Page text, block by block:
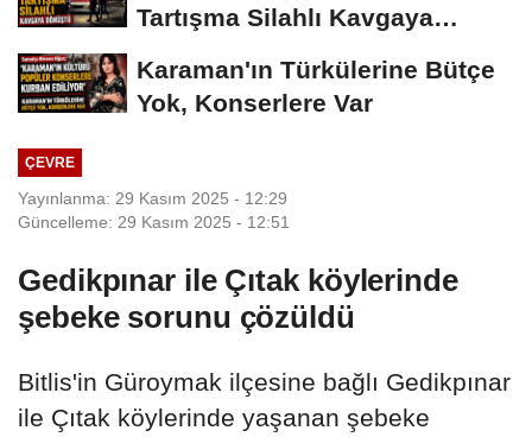
Tartışma Silahlı Kavgaya
Karaman'ın Türkülerine Bütçe
Yok, Konserlere Var
ÇEVRE
Yayınlanma: 29 Kasım 2025 - 12:29
Güncelleme: 29 Kasım 2025 - 12:51
Gedikpınar ile Çıtak köylerinde
şebeke sorunu çözüldü
Bitlis'in Güroymak ilçesine bağlı Gedikpınar
ile Çıtak köylerinde yaşanan şebeke